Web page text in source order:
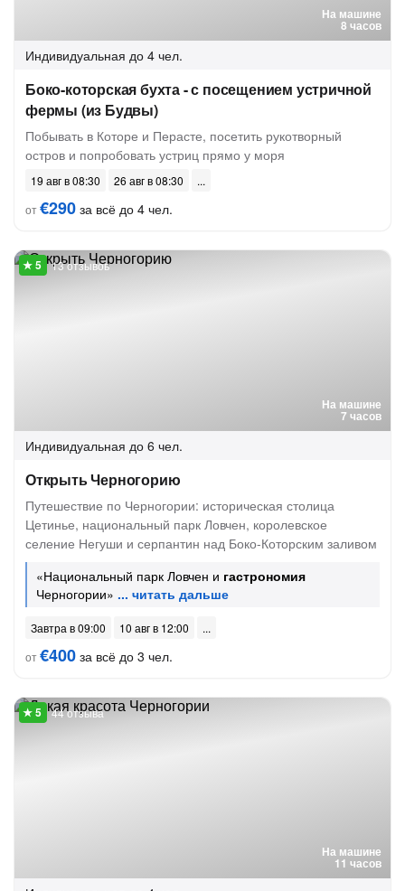
На машине
8 часов
Индивидуальная до 4 чел.
Боко-которская бухта - с посещением устричной
фермы (из Будвы)
Побывать в Которе и Перасте, посетить рукотворный
остров и попробовать устриц прямо у моря
19 авг в 08:30
26 авг в 08:30
от€290 за всё до 4 чел.
На машине
7 часов
13 отзывов
Индивидуальная до 6 чел.
Открыть Черногорию
Путешествие по Черногории: историческая столица
Цетинье, национальный парк Ловчен, королевское
селение Негуши и серпантин над Боко-Которским заливом
«Национальный парк Ловчен и гастрономия
Черногории»
Завтра в 09:00
10 авг в 12:00
от€400 за всё до 3 чел.
На машине
11 часов
44 отзыва